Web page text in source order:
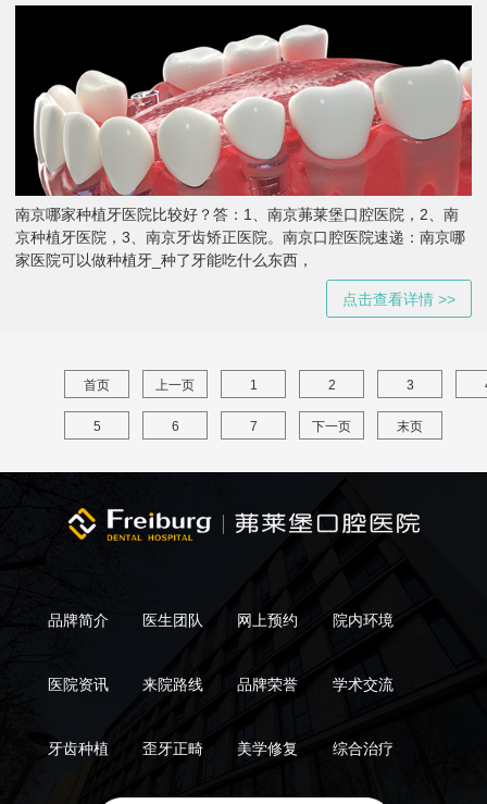
南京哪家种植牙医院比较好？答：1、南京茀莱堡口腔医院，2、南
京种植牙医院，3、南京牙齿矫正医院。南京口腔医院速递：南京哪
家医院可以做种植牙_种了牙能吃什么东西，
点击查看详情 >>
首页 上一页 1 2 3
5 6 7 下一页 末页
品牌简介 医生团队 网上预约 院内环境
医院资讯 来院路线 品牌荣誉 学术交流
牙齿种植 歪牙正畸 美学修复 综合治疗